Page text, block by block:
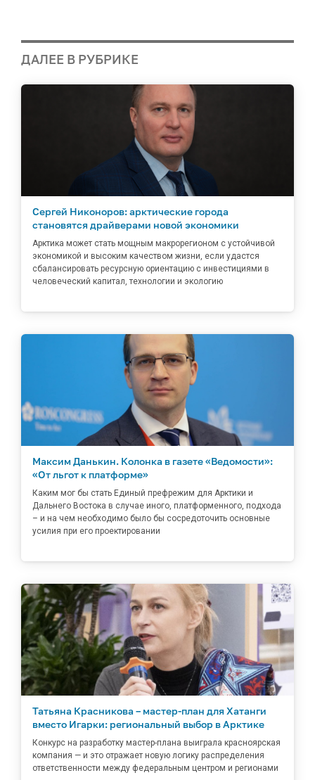
ДАЛЕЕ В РУБРИКЕ
Сергей Никоноров: арктические города
становятся драйверами новой экономики
Арктика может стать мощным макрорегионом с устойчивой
экономикой и высоким качеством жизни, если удастся
сбалансировать ресурсную ориентацию с инвестициями в
человеческий капитал, технологии и экологию
Максим Данькин. Колонка в газете «Ведомости»:
«От льгот к платформе»
Каким мог бы стать Единый префрежим для Арктики и
Дальнего Востока в случае иного, платформенного, подхода
– и на чем необходимо было бы сосредоточить основные
усилия при его проектировании
Татьяна Красникова – мастер-план для Хатанги
вместо Игарки: региональный выбор в Арктике
Конкурс на разработку мастер-плана выиграла красноярская
компания — и это отражает новую логику распределения
ответственности между федеральным центром и регионами